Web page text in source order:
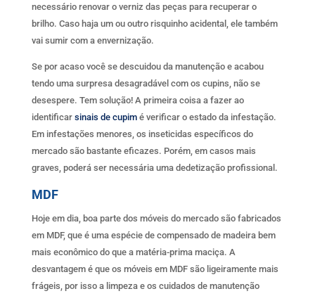
necessário renovar o verniz das peças para recuperar o
brilho. Caso haja um ou outro risquinho acidental, ele também
vai sumir com a envernização.
Se por acaso você se descuidou da manutenção e acabou
tendo uma surpresa desagradável com os cupins, não se
desespere. Tem solução! A primeira coisa a fazer ao
identificar sinais de cupimé verificar o estado da infestação.
Em infestações menores, os inseticidas específicos do
mercado são bastante eficazes. Porém, em casos mais
graves, poderá ser necessária uma dedetização profissional.
MDF
Hoje em dia, boa parte dos móveis do mercado são fabricados
em MDF, que é uma espécie de compensado de madeira bem
mais econômico do que a matéria-prima maciça. A
desvantagem é que os móveis em MDF são ligeiramente mais
frágeis, por isso a limpeza e os cuidados de manutenção